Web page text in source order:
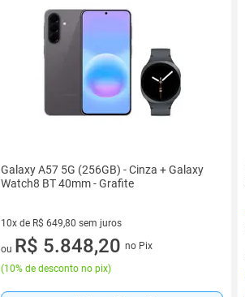
Galaxy A57 5G (256GB) - Cinza + Galaxy
Watch8 BT 40mm - Grafite
10x de R$ 649,80 sem juros
10 vez de R$ 649,80 sem juros
ou R$ 5.848,20 no Pix
(10% de desconto no pix)